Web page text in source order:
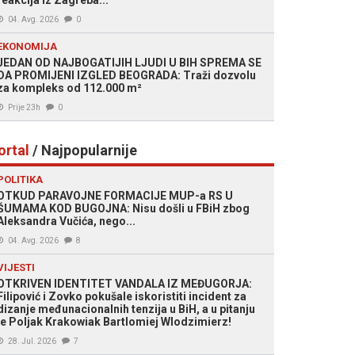
04. Avg. 2026 0
OD NAJBOGATIJIH LJUDI U BIH SPREMA SE
PROMIJENI IZGLED BEOGRADA: Traži dozvolu
kompleks od 112.000 m²
Prije 23h 0
/ Najpopularnije
PARAVOJNE FORMACIJE MUP-a RS U
KOD BUGOJNA: Nisu došli u FBiH zbog
Vučića, nego...
04. Avg. 2026 8
IDENTITET VANDALA IZ MEĐUGORJA:
i Zovko pokušale iskoristiti incident za
međunacionalnih tenzija u BiH, a u pitanju
Poljak Krakowiak Bartlomiej Wlodzimierz!
28. Jul. 2026 7